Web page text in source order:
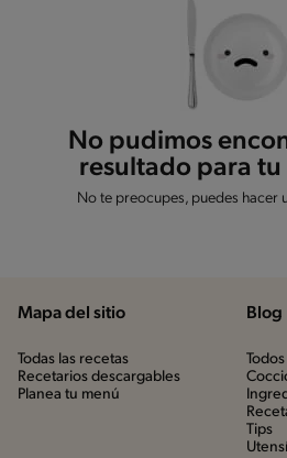
No pudimos
resultado para
No te preocupes, puedes hacer
Mapa del sitio
Todas las recetas
Recetarios descargables
Planea tu menú
Blog
Tips